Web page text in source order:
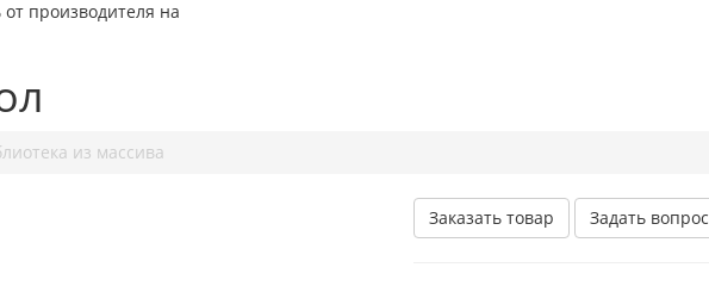
производителя на
из массива
Заказать товар Задать вопрос